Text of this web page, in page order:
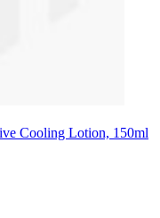
Cooling Lotion, 150ml